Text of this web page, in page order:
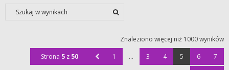
Znaleziono więcej niż 1000 wyników
Strona 5 z 50 1 … 3 4 5 6 7